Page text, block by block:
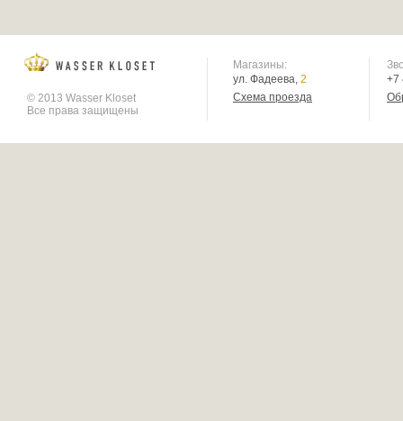
© 2013 Wasser Kloset
Все права защищены
Магазины:
ул. Фадеева, 2
Схема проезда
+7